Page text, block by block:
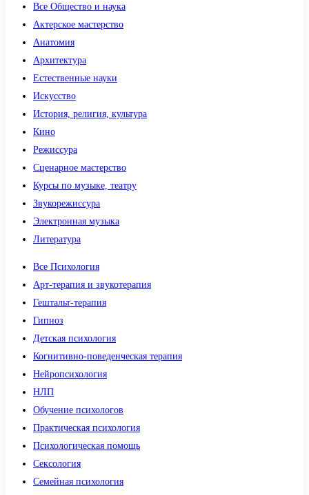
Все Общество и наука
Актерское мастерство
Анатомия
Архитектура
Естественные науки
Искусство
История, религия, культура
Кино
Режиссура
Сценарное мастерство
Курсы по музыке, театру
Звукорежиссура
Электронная музыка
Литература
Все Психология
Арт-терапия и звукотерапия
Гештальт-терапия
Гипноз
Детская психология
Когнитивно-поведенческая терапия
Нейропсихология
НЛП
Обучение психологов
Практическая психология
Психологическая помощь
Сексология
Семейная психология